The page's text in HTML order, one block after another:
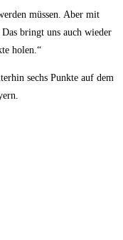
müs­sen. Aber mit
bringt uns auch wie­der
holen.“
sechs Punk­te auf dem